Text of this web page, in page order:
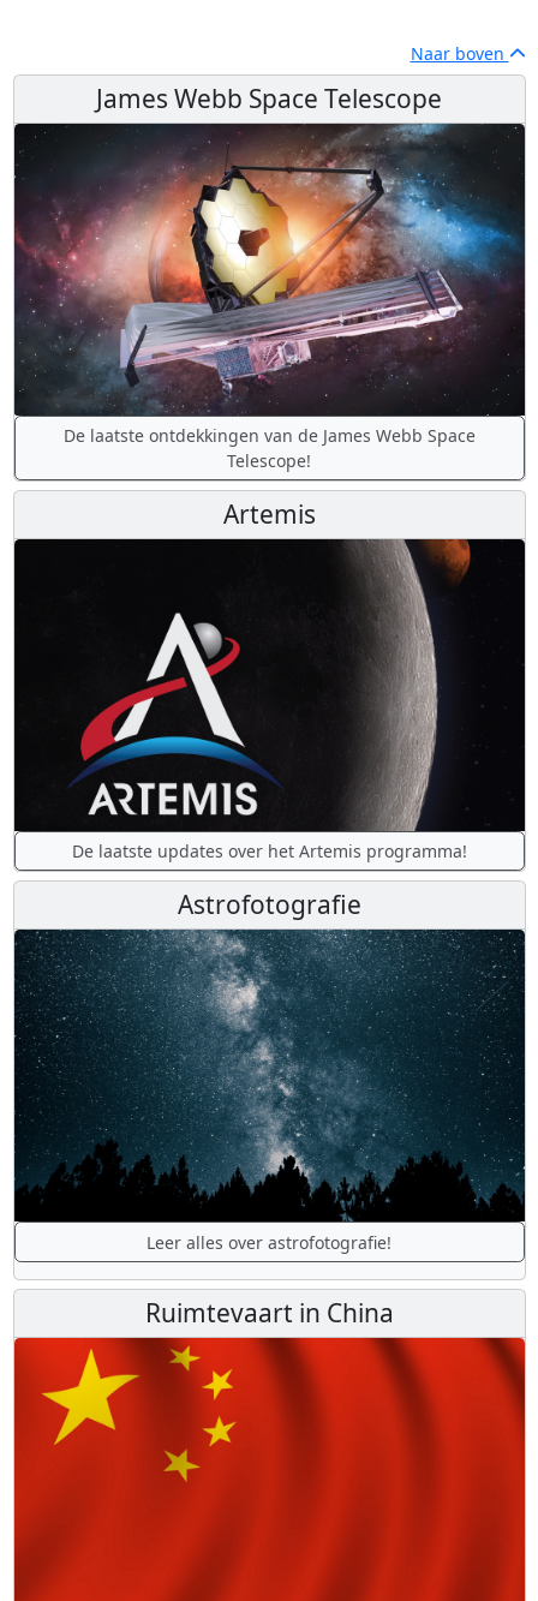
Naar boven
James Webb Space Telescope
De laatste ontdekkingen van de James Webb Space
Telescope!
Artemis
De laatste updates over het Artemis programma!
Astrofotografie
Leer alles over astrofotografie!
Ruimtevaart in China